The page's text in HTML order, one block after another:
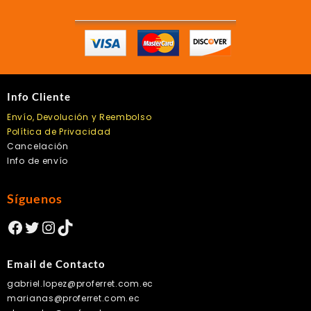
Info Cliente
Envío, Devolución y Reembolso
Política de Privacidad
Cancelación
Info de envío
Síguenos
Facebook
Twitter
Instagram
TikTok
Email de Contacto
gabriel.lopez@proferret.com.ec
marianas@proferret.com.ec